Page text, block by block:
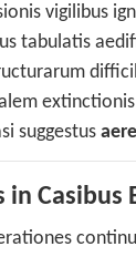
vigilibus
tabulatis
suggestus
in